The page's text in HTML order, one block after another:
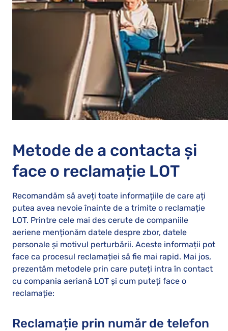
Metode de a contacta și
face o reclamație LOT
Recomandăm să aveți toate informațiile de care ați
putea avea nevoie înainte de a trimite o reclamație
LOT. Printre cele mai des cerute de companiile
aeriene menționăm datele despre zbor, datele
personale și motivul perturbării. Aceste informații pot
face ca procesul reclamației să fie mai rapid. Mai jos,
prezentăm metodele prin care puteți intra în contact
cu compania aeriană LOT și cum puteți face o
reclamație:
Reclamație prin număr de telefon